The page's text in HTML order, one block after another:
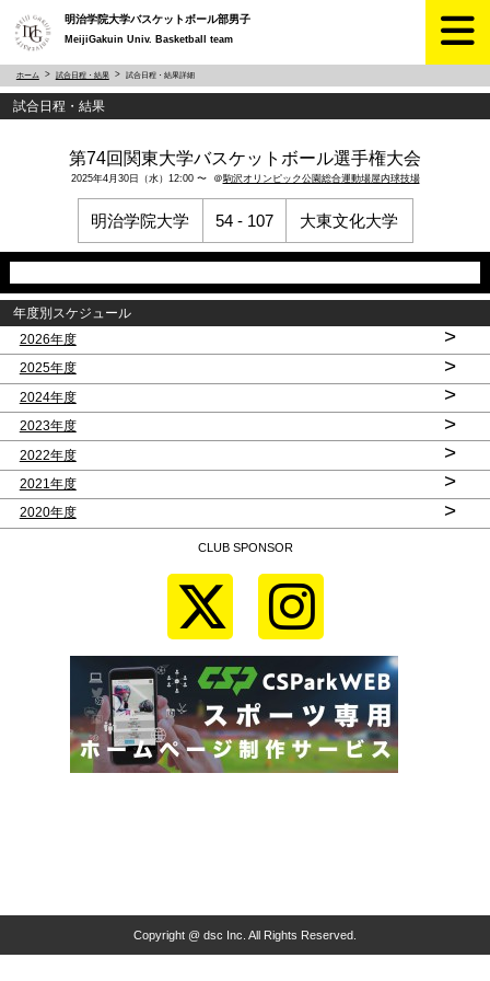
明治学院大学バスケットボール部男子
MeijiGakuin Univ. Basketball team
ホーム 試合日程・結果 試合日程・結果詳細
試合日程・結果
第74回関東大学バスケットボール選手権大会
2025年4月30日（水）12:00 〜 ＠駒沢オリンピック公園総合運動場屋内球技場
明治学院大学 54 - 107 大東文化大学
年度別スケジュール
2026年度
>
2025年度 >
2024年度 >
2023年度 >
2022年度 >
2021年度 >
2020年度 >
CLUB SPONSOR
Copyright @ dsc Inc. All Rights Reserved.